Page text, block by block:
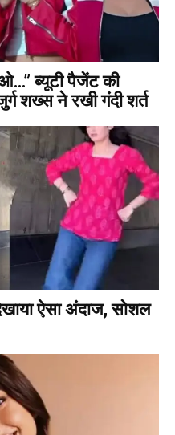
ब्यूटी पैजेंट की
शख्स ने रखी गंदी शर्त
ऐसा अंदाज, सोशल